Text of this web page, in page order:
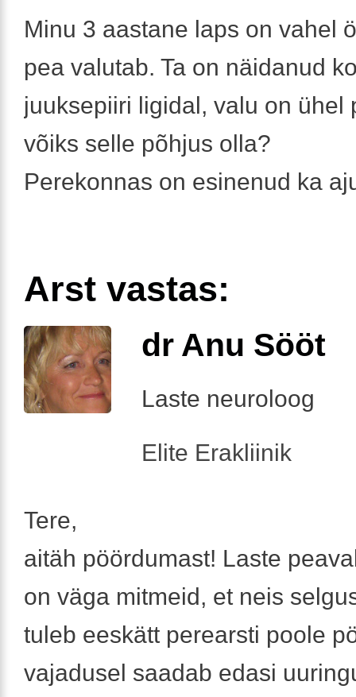
Minu 3 aastane laps on vahel
pea valutab. Ta on näidanud
juuksepiiri ligidal, valu on ühel
võiks selle põhjus olla?
Perekonnas on esinenud ka
Arst vastas:
dr Anu Sööt
Laste neuroloog
Elite Erakliinik
Tere,
aitäh pöördumast! Laste
on väga mitmeid, et neis
tuleb eeskätt perearsti poole
vajadusel saadab edasi